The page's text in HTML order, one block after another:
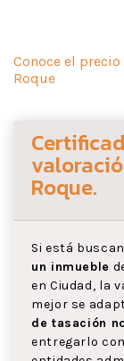
Conoce el
Roque
Roque.
Si está
un inmueble
en Ciudad, la
mejor se
de tasación
entregarlo